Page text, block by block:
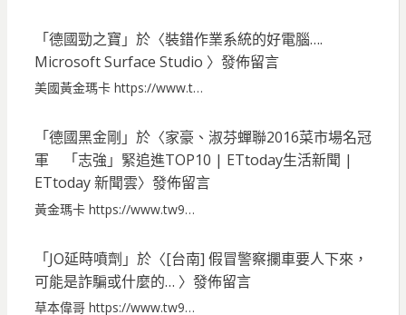
「德國勁之寶 」於〈裝錯作業系統的好電腦….
Microsoft Surface Studio 〉發佈留言
美國黃金瑪卡 https://www.t…
「德國黑金剛 」於〈家豪、淑芬蟬聯2016菜市場名冠
軍 「志強」緊追進TOP10 | ETtoday生活新聞 |
ETtoday 新聞雲〉發佈留言
黃金瑪卡 https://www.tw9…
「JO延時噴劑 」於〈[台南] 假冒警察攔車要人下來，
可能是詐騙或什麼的… 〉發佈留言
草本偉哥 https://www.tw9…